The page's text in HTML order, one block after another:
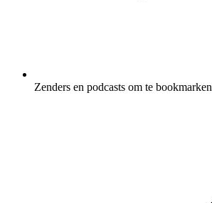
Zenders en podcasts om te bookmarken